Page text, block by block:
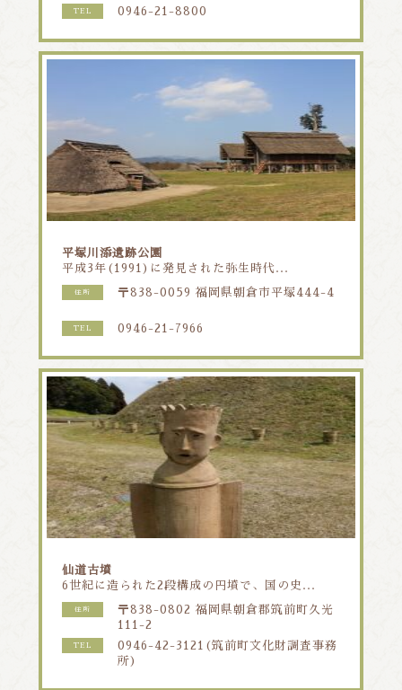
TEL 0946-21-8800
平塚川添遺跡公園
平成3年(1991)に発見された弥生時代...
住所 〒838-0059 福岡県朝倉市平塚444-4
TEL 0946-21-7966
仙道古墳
6世紀に造られた2段構成の円墳で、国の史...
住所
〒838-0802 福岡県朝倉郡筑前町久光
111-2
TEL
0946-42-3121(筑前町文化財調査事務
所)